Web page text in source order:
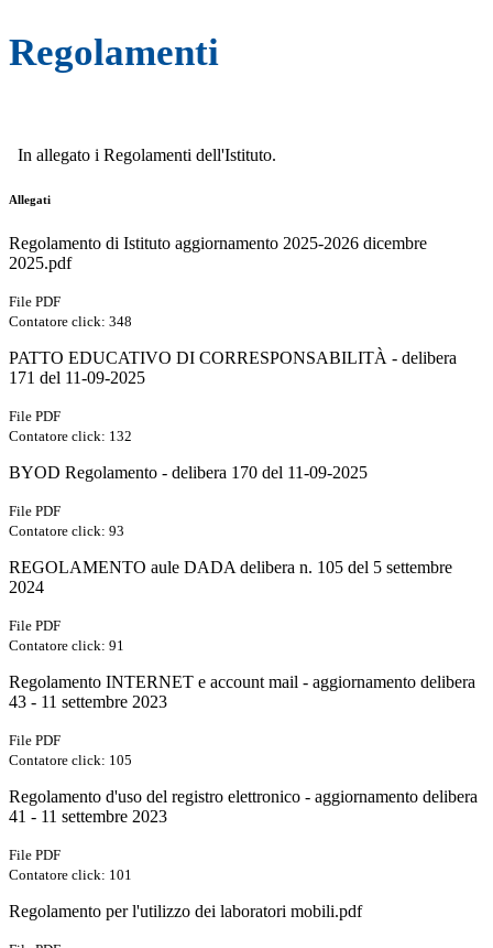
Regolamenti
In allegato i Regolamenti dell'Istituto.
Allegati
Regolamento di Istituto aggiornamento 2025-2026 dicembre
2025.pdf
File PDF
Contatore click: 348
PATTO EDUCATIVO DI CORRESPONSABILITÀ - delibera
171 del 11-09-2025
File PDF
Contatore click: 132
BYOD Regolamento - delibera 170 del 11-09-2025
File PDF
Contatore click: 93
REGOLAMENTO aule DADA delibera n. 105 del 5 settembre
2024
File PDF
Contatore click: 91
Regolamento INTERNET e account mail - aggiornamento delibera
43 - 11 settembre 2023
File PDF
Contatore click: 105
Regolamento d'uso del registro elettronico - aggiornamento delibera
41 - 11 settembre 2023
File PDF
Contatore click: 101
Regolamento per l'utilizzo dei laboratori mobili.pdf